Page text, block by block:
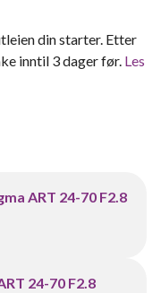
din starter. Etter
inntil 3 dager før. Les
ART 24-70 F2.8
24-70 F2.8